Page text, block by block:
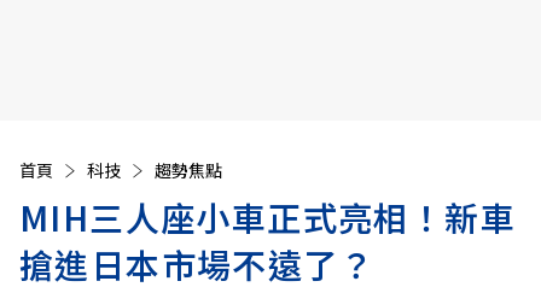
首頁 科技 趨勢焦點
MIH三人座小車正式亮相！新車
搶進日本市場不遠了？